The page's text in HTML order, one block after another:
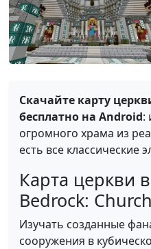
Скачайте карту
бесплатно на Android:
огромного храма из
есть все классические
Карта церкви
Bedrock: Church
Изучать созданные
сооружения в